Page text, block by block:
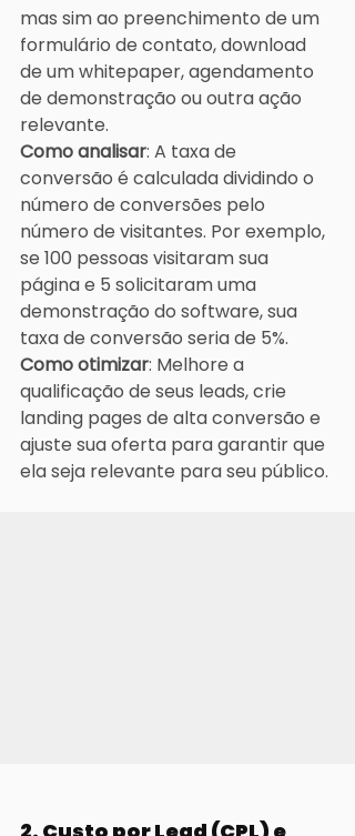
mas sim ao preenchimento de um
formulário de contato, download
de um whitepaper, agendamento
de demonstração ou outra ação
relevante.
Como analisar: A taxa de
conversão é calculada dividindo o
número de conversões pelo
número de visitantes. Por exemplo,
se 100 pessoas visitaram sua
página e 5 solicitaram uma
demonstração do software, sua
taxa de conversão seria de 5%.
Como otimizar: Melhore a
qualificação de seus leads, crie
landing pages de alta conversão e
ajuste sua oferta para garantir que
ela seja relevante para seu público.